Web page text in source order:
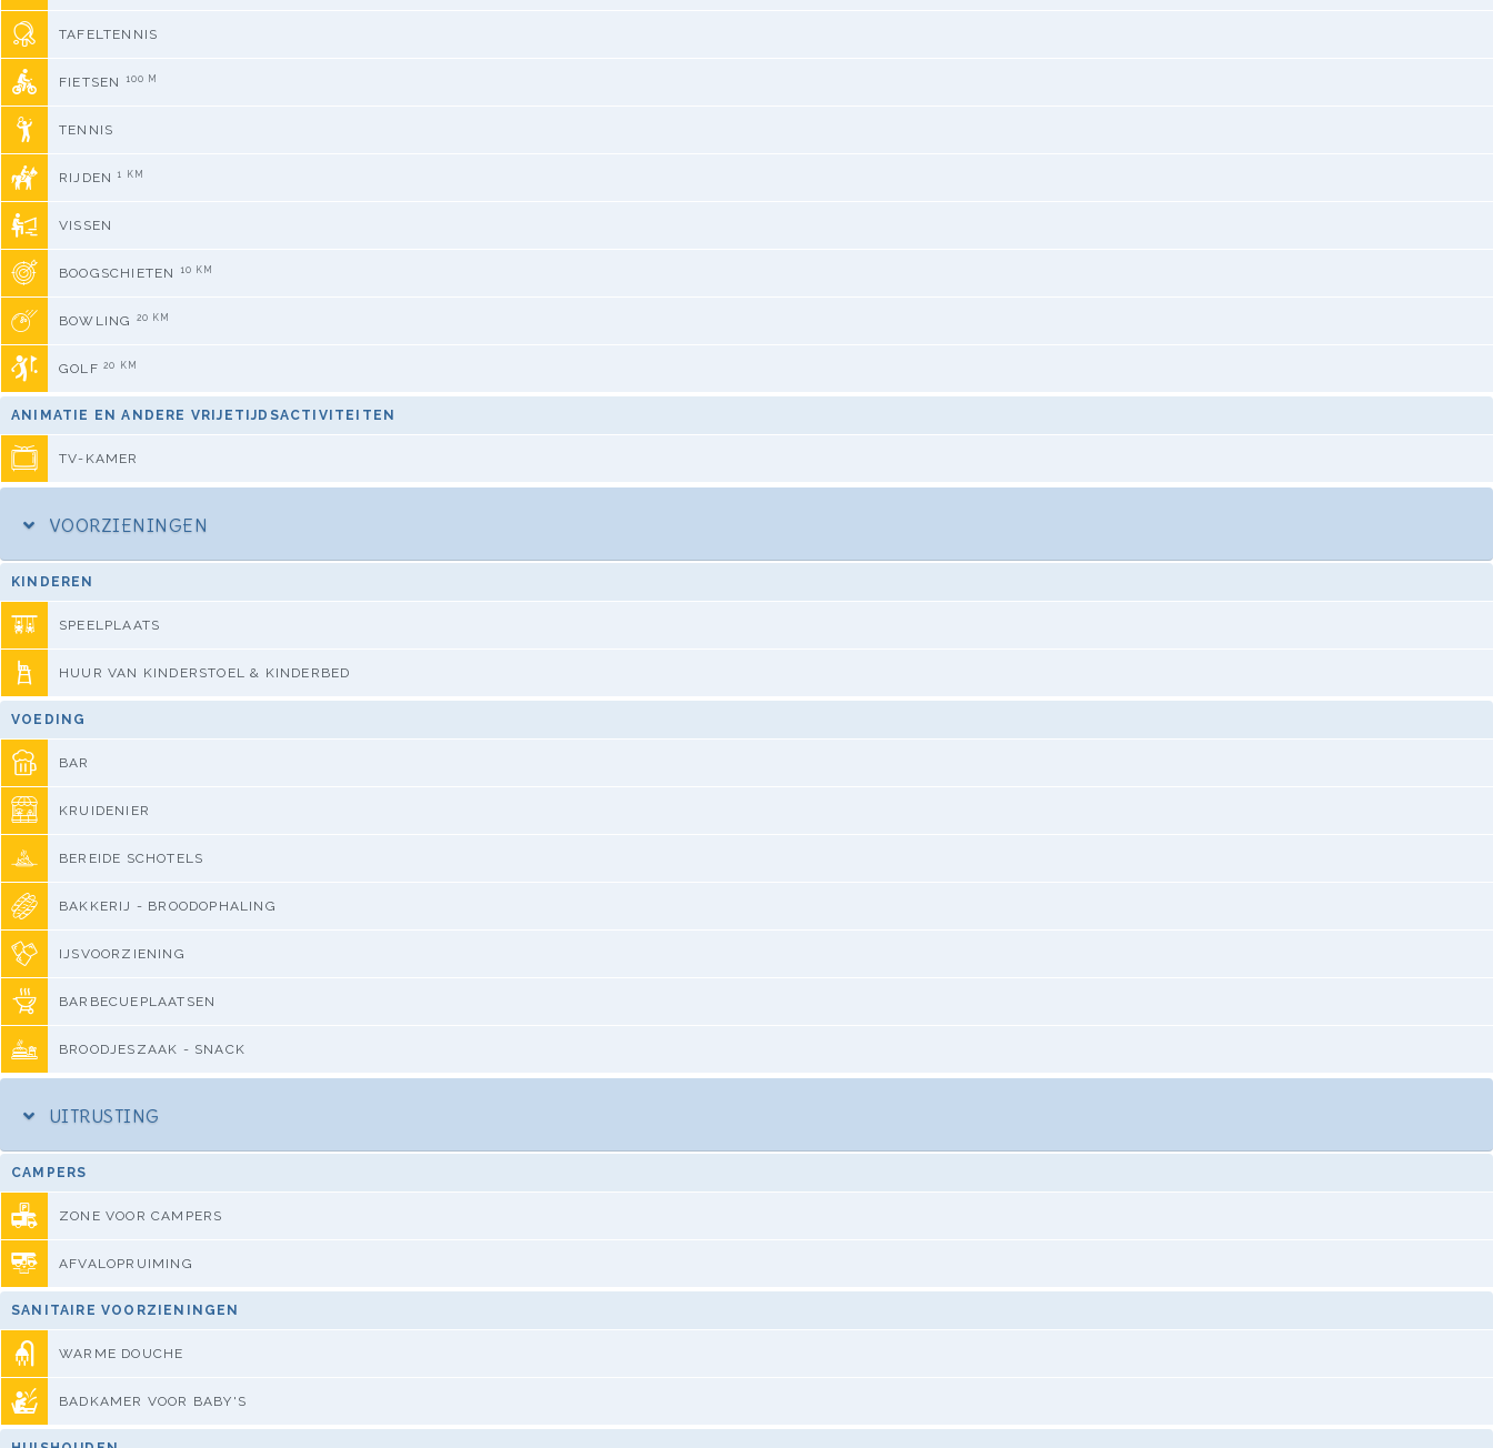
TAFELTENNIS
FIETSEN 100 M
TENNIS
RIJDEN 1 KM
VISSEN
BOOGSCHIETEN 10 KM
BOWLING 20 KM
GOLF 20 KM
ANIMATIE EN ANDERE VRIJETIJDSACTIVITEITEN
TV-KAMER
VOORZIENINGEN
KINDEREN
SPEELPLAATS
HUUR VAN KINDERSTOEL & KINDERBED
VOEDING
BAR
KRUIDENIER
BEREIDE SCHOTELS
BAKKERIJ - BROODOPHALING
IJSVOORZIENING
BARBECUEPLAATSEN
BROODJESZAAK - SNACK
UITRUSTING
CAMPERS
ZONE VOOR CAMPERS
AFVALOPRUIMING
SANITAIRE VOORZIENINGEN
WARME DOUCHE
BADKAMER VOOR BABY'S